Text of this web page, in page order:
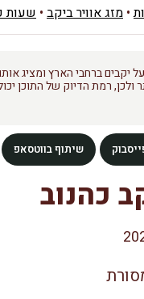
• מזג אוויר ביקב • שעות
יקבים ברחבי הארץ ומציג
רמת הדיוק של התוכן
שיתוף בווטסאפ
כהנוב